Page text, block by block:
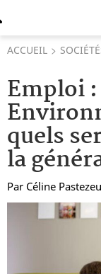
ACCUEIL
Emploi
quels
la
Par Céline